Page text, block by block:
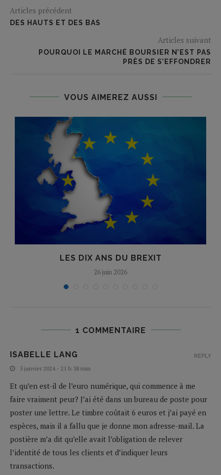
Articles précédent
DES HAUTS ET DES BAS
Articles suivant
POURQUOI LE MARCHÉ BOURSIER N’EST PAS
PRÈS DE S’EFFONDRER
VOUS AIMEREZ AUSSI
LES DIX ANS DU BREXIT
26 juin 2026
1 COMMENTAIRE
ISABELLE LANG
5 janvier 2024 - 21 h 38 min
Et qu’en est-il de l’euro numérique, qui commence à me
faire vraiment peur? J’ai été dans un bureau de poste pour
poster une lettre. Le timbre coûtait 6 euros et j’ai payé en
espèces, mais il a fallu que je donne mon adresse-mail. La
postière m’a dit qu’elle avait l’obligation de relever
l’identité de tous les clients et d’indiquer leurs
transactions.
REPLY